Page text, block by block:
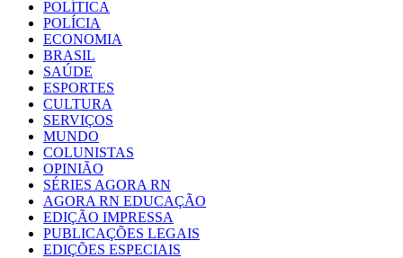
POLÍTICA
POLÍCIA
ECONOMIA
BRASIL
SAÚDE
ESPORTES
CULTURA
SERVIÇOS
MUNDO
COLUNISTAS
OPINIÃO
SÉRIES AGORA RN
AGORA RN EDUCAÇÃO
EDIÇÃO IMPRESSA
PUBLICAÇÕES LEGAIS
EDIÇÕES ESPECIAIS